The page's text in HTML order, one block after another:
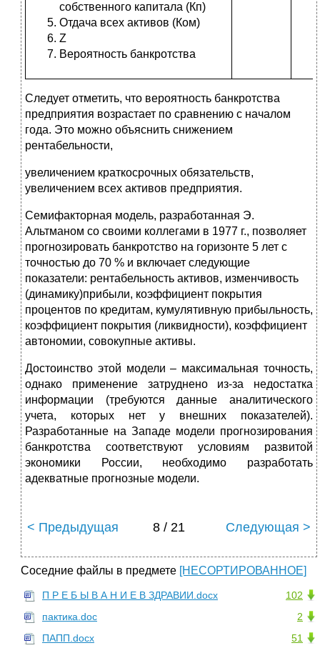
собственного капитала (Кп)
Отдача всех активов (Ком)
Z
Вероятность банкротства
Следует отметить, что вероятность банкротства
предприятия возрастает по сравнению с началом
года. Это можно объяснить снижением
рентабельности,
увеличением краткосрочных обязательств,
увеличением всех активов предприятия.
Семифакторная модель, разработанная Э.
Альтманом со своими коллегами в 1977 г., позволяет
прогнозировать банкротство на горизонте 5 лет с
точностью до 70 % и включает следующие
показатели: рентабельность активов, изменчивость
(динамику)прибыли, коэффициент покрытия
процентов по кредитам, кумулятивную прибыльность,
коэффициент покрытия (ликвидности), коэффициент
автономии, совокупные активы.
Достоинство этой модели – максимальная точность,
однако применение затруднено из-за недостатка
информации (требуются данные аналитического
учета, которых нет у внешних показателей).
Разработанные на Западе модели прогнозирования
банкротства соответствуют условиям развитой
экономики России, необходимо разработать
адекватные прогнозные модели.
< Предыдущая 8 / 21 Следующая >
Соседние файлы в предмете [НЕСОРТИРОВАННОЕ]
102
П Р Е Б Ы В А Н И Е В ЗДРАВИИ.docx
2
пактика.doc
51
ПАПП.docx